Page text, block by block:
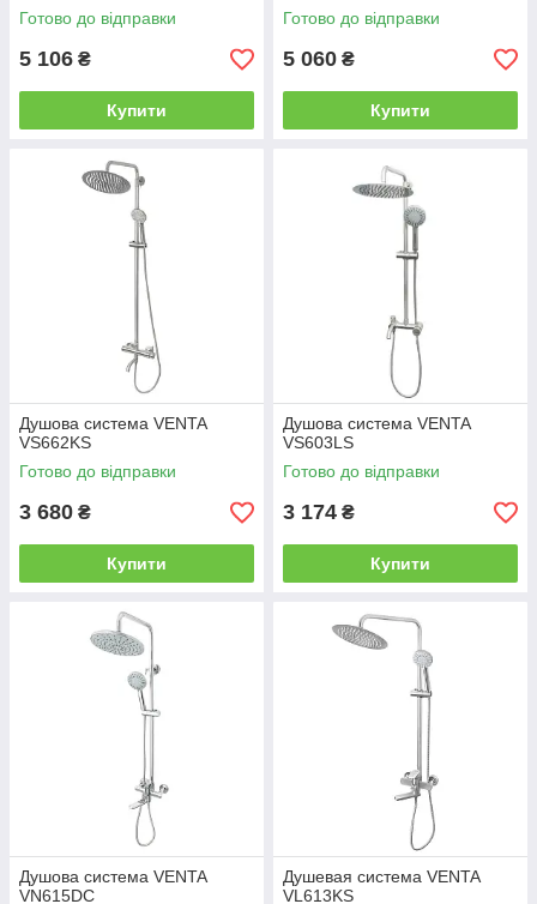
Готово до відправки
5 106 ₴
Купити
Готово до відправки
5 060 ₴
Купити
Душова система VENTA
VS662KS
Готово до відправки
3 680 ₴
Купити
Душова система VENTA
VS603LS
Готово до відправки
3 174 ₴
Купити
Душова система VENTA
VN615DC
Душевая система VENTA
VL613KS